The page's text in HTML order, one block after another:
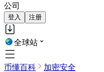
公司
登入 注册
全球站
币懂百科 加密安全